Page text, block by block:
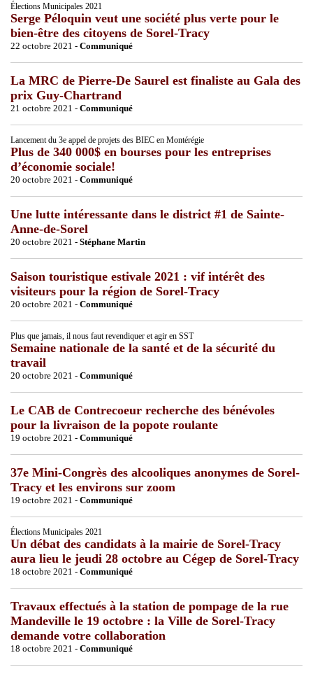
Élections Municipales 2021
Serge Péloquin veut une société plus verte pour le
bien-être des citoyens de Sorel-Tracy
22 octobre 2021 - Communiqué
La MRC de Pierre-De Saurel est finaliste au Gala des
prix Guy-Chartrand
21 octobre 2021 - Communiqué
Lancement du 3e appel de projets des BIEC en Montérégie
Plus de 340 000$ en bourses pour les entreprises
d’économie sociale!
20 octobre 2021 - Communiqué
Une lutte intéressante dans le district #1 de Sainte-
Anne-de-Sorel
20 octobre 2021 - Stéphane Martin
Saison touristique estivale 2021 : vif intérêt des
visiteurs pour la région de Sorel-Tracy
20 octobre 2021 - Communiqué
Plus que jamais, il nous faut revendiquer et agir en SST
Semaine nationale de la santé et de la sécurité du
travail
20 octobre 2021 - Communiqué
Le CAB de Contrecoeur recherche des bénévoles
pour la livraison de la popote roulante
19 octobre 2021 - Communiqué
37e Mini-Congrès des alcooliques anonymes de Sorel-
Tracy et les environs sur zoom
19 octobre 2021 - Communiqué
Élections Municipales 2021
Un débat des candidats à la mairie de Sorel-Tracy
aura lieu le jeudi 28 octobre au Cégep de Sorel-Tracy
18 octobre 2021 - Communiqué
Travaux effectués à la station de pompage de la rue
Mandeville le 19 octobre : la Ville de Sorel-Tracy
demande votre collaboration
18 octobre 2021 - Communiqué